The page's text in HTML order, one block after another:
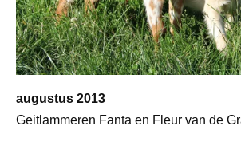
augustus 2013
Geitlammeren Fanta en Fleur van de